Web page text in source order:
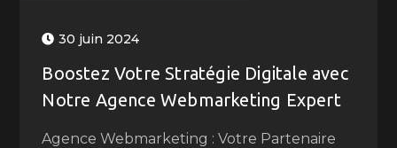
30 juin 2024
Boostez Votre Stratégie Digitale avec
Notre Agence Webmarketing Expert
Agence Webmarketing : Votre Partenaire